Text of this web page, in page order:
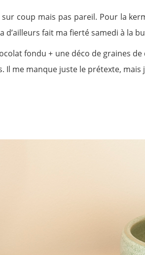
coup mais pas pareil. Pour la
d’ailleurs fait ma fierté samedi à la
fondu + une déco de graines
me manque juste le prétexte,